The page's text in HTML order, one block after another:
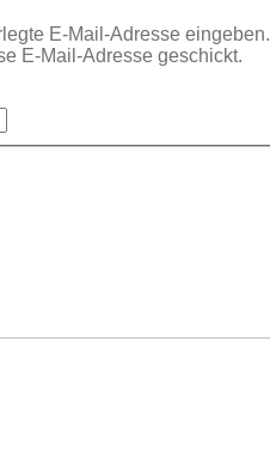
E-Mail-Adresse eingeben.
E-Mail-Adresse geschickt.